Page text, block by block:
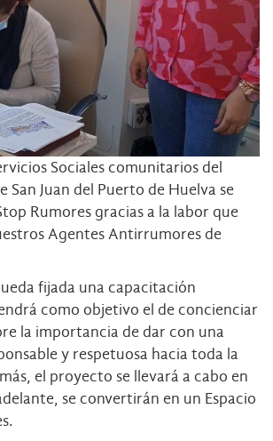
Sociales comunitarios del
San Juan del Puerto de Huelva se
Rumores gracias a la labor que
Agentes Antirrumores de
fijada una capacitación
como objetivo el de concienciar
la importancia de dar con una
y respetuosa hacia toda la
el proyecto se llevará a cabo en
se convertirán en un Espacio